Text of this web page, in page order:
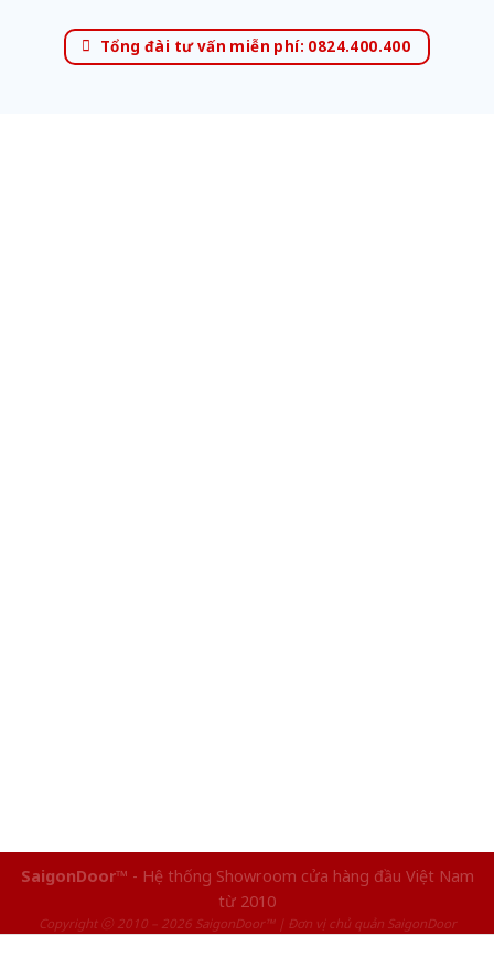
Tổng đài tư vấn miễn phí: 0824.400.400
SaigonDoor™ - Hệ thống Showroom cửa hàng đầu Việt Nam
từ 2010
Copyright ⓒ 2010 – 2026 SaigonDoor™ | Đơn vị chủ quản SaigonDoor